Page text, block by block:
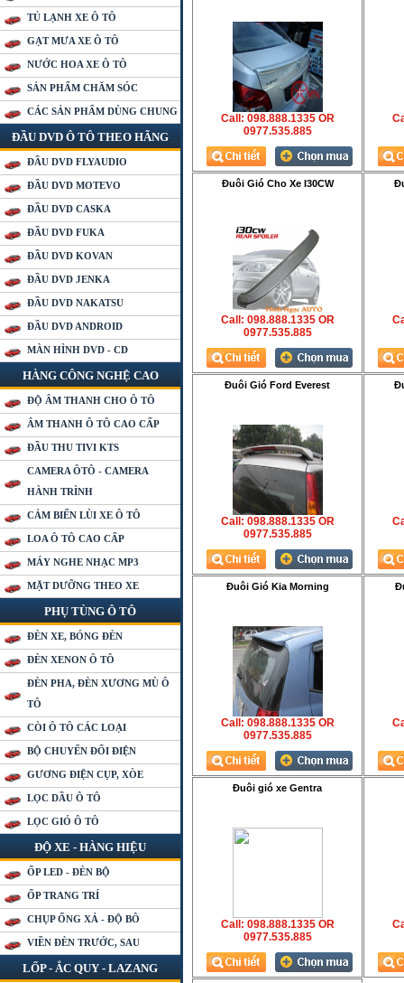
TỦ LẠNH XE Ô TÔ
GẠT MƯA XE Ô TÔ
NƯỚC HOA XE Ô TÔ
SẢN PHẨM CHĂM SÓC
CÁC SẢN PHẨM DÙNG CHUNG
ĐẦU DVD Ô TÔ THEO HÃNG
ĐẦU DVD FLYAUDIO
ĐẦU DVD MOTEVO
ĐẦU DVD CASKA
ĐẦU DVD FUKA
ĐẦU DVD KOVAN
ĐẦU DVD JENKA
ĐẦU DVD NAKATSU
ĐẦU DVD ANDROID
MÀN HÌNH DVD - CD
HÀNG CÔNG NGHỆ CAO
ĐỘ ÂM THANH CHO Ô TÔ
ÂM THANH Ô TÔ CAO CẤP
ĐẦU THU TIVI KTS
CAMERA ÔTÔ - CAMERA
HÀNH TRÌNH
CẢM BIẾN LÙI XE Ô TÔ
LOA Ô TÔ CAO CẤP
MÁY NGHE NHẠC MP3
MẶT DƯỠNG THEO XE
PHỤ TÙNG Ô TÔ
ĐÈN XE, BÓNG ĐÈN
ĐÈN XENON Ô TÔ
ĐÈN PHA, ĐÈN XƯƠNG MÙ Ô
TÔ
CÒI Ô TÔ CÁC LOẠI
BỘ CHUYỂN ĐỔI ĐIỆN
GƯƠNG ĐIỆN CỤP, XÒE
LỌC DẦU Ô TÔ
LỌC GIÓ Ô TÔ
ĐỘ XE - HÀNG HIỆU
ỐP LED - ĐÈN BỘ
ỐP TRANG TRÍ
CHỤP ỐNG XẢ - ĐỘ BÔ
VIỀN ĐÈN TRƯỚC, SAU
LỐP - ẮC QUY - LAZANG
Call: 098.888.1335 OR
0977.535.885
Đuôi Gió Cho Xe I30CW
Call: 098.888.1335 OR
0977.535.885
Đuôi Gió Ford Everest
Call: 098.888.1335 OR
0977.535.885
Đuôi Gió Kia Morning
Call: 098.888.1335 OR
0977.535.885
Đuôi gió xe Gentra
Call: 098.888.1335 OR
0977.535.885